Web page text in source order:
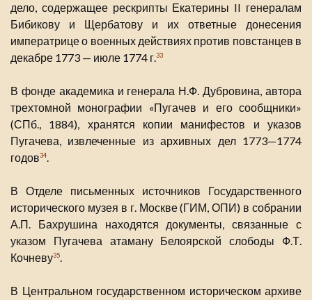
дело, содержащее рескрипты Екатерины II генералам
Бибикову и Щербатову и их ответные донесения
императрице о военных действиях против повстанцев в
декабре 1773 — июле 1774 г.33
В фонде академика и генерала Н.Ф. Дубровина, автора
трехтомной монографии «Пугачев и его сообщники»
(СПб., 1884), хранятся копии манифестов и указов
Пугачева, извлеченные из архивных дел 1773—1774
годов34.
В Отделе письменных источников Государственного
исторического музея в г. Москве (ГИМ, ОПИ) в собрании
А.П. Бахрушина находятся документы, связанные с
указом Пугачева атаману Белоярской слободы Ф.Т.
Кочневу35.
В Центральном государственном историческом архиве